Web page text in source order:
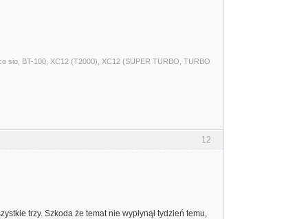
sio, BT-100, XC12 (T2000), XC12 (SUPER TURBO, TURBO
12
trzy. Szkoda że temat nie wypłynął tydzień temu,